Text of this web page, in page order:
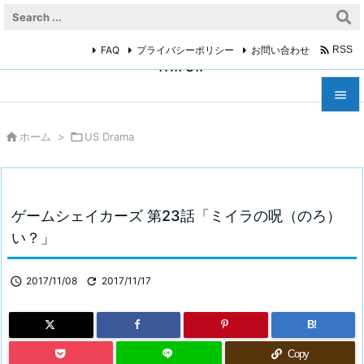
miroir




検索
FAQ プライバシーポリシー お問い合わせ  RSS
 ホーム > US Drama
ゲームシェイカーズ 第23話「ミイラの呪（のろ）
い？」
 2017/11/08  2017/11/17
B!
Copy